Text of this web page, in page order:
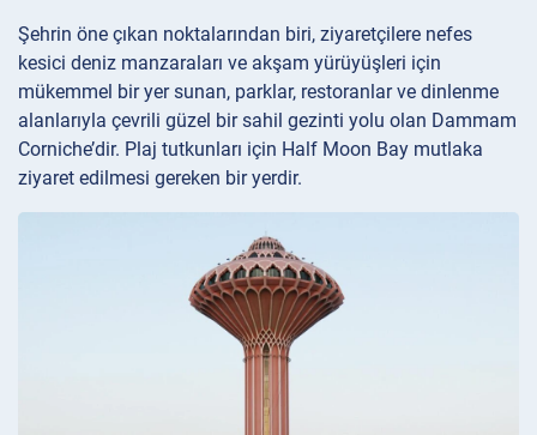
Şehrin öne çıkan noktalarından biri, ziyaretçilere nefes
kesici deniz manzaraları ve akşam yürüyüşleri için
mükemmel bir yer sunan, parklar, restoranlar ve dinlenme
alanlarıyla çevrili güzel bir sahil gezinti yolu olan Dammam
Corniche’dir. Plaj tutkunları için Half Moon Bay mutlaka
ziyaret edilmesi gereken bir yerdir.